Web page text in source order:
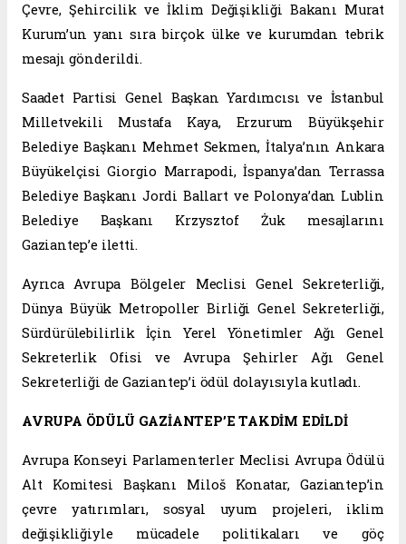
Çevre, Şehircilik ve İklim Değişikliği Bakanı Murat
Kurum’un yanı sıra birçok ülke ve kurumdan tebrik
mesajı gönderildi.
Saadet Partisi Genel Başkan Yardımcısı ve İstanbul
Milletvekili Mustafa Kaya, Erzurum Büyükşehir
Belediye Başkanı Mehmet Sekmen, İtalya’nın Ankara
Büyükelçisi Giorgio Marrapodi, İspanya’dan Terrassa
Belediye Başkanı Jordi Ballart ve Polonya’dan Lublin
Belediye Başkanı Krzysztof Żuk mesajlarını
Gaziantep’e iletti.
Ayrıca Avrupa Bölgeler Meclisi Genel Sekreterliği,
Dünya Büyük Metropoller Birliği Genel Sekreterliği,
Sürdürülebilirlik İçin Yerel Yönetimler Ağı Genel
Sekreterlik Ofisi ve Avrupa Şehirler Ağı Genel
Sekreterliği de Gaziantep’i ödül dolayısıyla kutladı.
AVRUPA ÖDÜLÜ GAZİANTEP’E TAKDİM EDİLDİ
Avrupa Konseyi Parlamenterler Meclisi Avrupa Ödülü
Alt Komitesi Başkanı Miloš Konatar, Gaziantep’in
çevre yatırımları, sosyal uyum projeleri, iklim
değişikliğiyle mücadele politikaları ve göç